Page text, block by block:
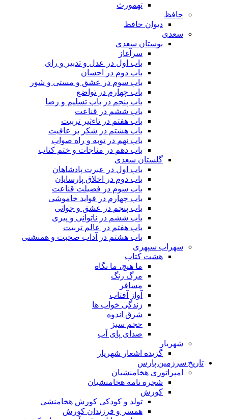
تهمورث
حافظ
دیوان حافظ
سعدی
بوستان سعدی
سرآغاز
باب اول در عدل و تدبیر و رای
باب دوم در احسان
باب سوم در عشق و مستی و شور
باب چهارم در تواضع
باب پنجم در باب تسلیم و رضا
باب ششم در قناعت
باب هفتم در تاءثیر تربیت
باب هشتم در شکر بر عافیت
باب نهم در توبه و راه صواب
باب دهم در مناجات و ختم کتاب
گلستان سعدی
باب اول در عبرت پادشاهان
باب دوم در اخلاق پارسایان
باب سوم در فضیلت قناعت
باب چهارم در فواید خاموشى
باب پنجم در عشق و جوانى
باب ششم در ناتوانى و پیرى
باب هفتم در عالم تربیت
باب هشتم در آداب صحبت و همنشنى
سهراب سپهری
هشت کتاب
ما هیچ، ما نگاه
مرگ رنگ
مسافر
آواز آفتاب
زندگی خواب ها
شرق اندوه
حجم سبز
صدای پای آب
شهریار
گزیده اشعار شهریار
تاریخ سرزمین پارس
امپراتوری هخامنشیان
شجره نامه هخامنشیان
کورش
تولد و کودکی کورش هخامنشی
همسر و فرزندان کورش